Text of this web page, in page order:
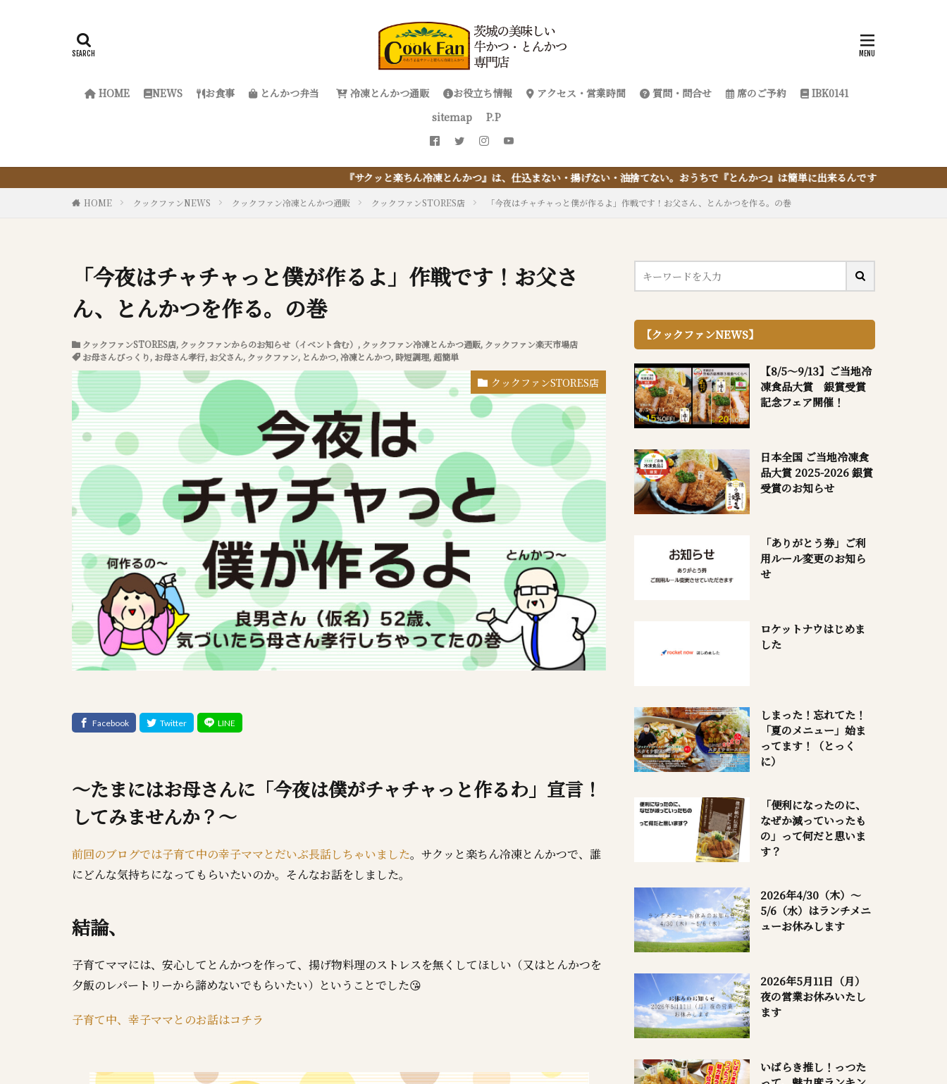
HOME NEWS お食事 とんかつ弁当 冷凍とんかつ通販 お役立ち情報 アクセス・営業時間 質問・問合せ 席のご予約
IBK0141
sitemap
P.P
『サクッと楽ちん冷凍とんかつ』は、仕込まない・揚げない・油捨てない。おうちで『とんかつ』は簡単に出来るんです
HOME クックファンNEWS クックファン冷凍とんかつ通販 クックファンSTORES店 「今夜はチャチャっと僕が作るよ」作戦です！お父さん、とんかつを作る。の巻
「今夜はチャチャっと僕が作るよ」作戦です！お父さ
ん、とんかつを作る。の巻
クックファンSTORES店, クックファンからのお知らせ（イベント含む） , クックファン冷凍とんかつ通販, クックファン楽天市場店
お母さんびっくり, お母さん孝行, お父さん, クックファン, とんかつ,冷凍とんかつ,時短調理,超簡単
クックファンSTORES店
～たまにはお母さんに「今夜は僕がチャチャっと作るわ」宣言！
してみませんか？～
前回のブログでは子育て中の幸子ママとだいぶ長話しちゃいました。サクッと楽ちん冷凍とんかつで、誰
にどんな気持ちになってもらいたいのか。そんなお話をしました。
結論、
子育てママには、安心してとんかつを作って、揚げ物料理のストレスを無くしてほしい（又はとんかつを
夕飯のレパートリーから諦めないでもらいたい）ということでした😘
子育て中、幸子ママとのお話はコチラ
【クックファンNEWS】
【8/5～9/13】ご当地冷
凍食品大賞 銀賞受賞
記念フェア開催！
日本全国 ご当地冷凍食
品大賞 2025-2026 銀賞
受賞のお知らせ
「ありがとう券」ご利
用ルール変更のお知ら
せ
ロケットナウはじめま
した
しまった！忘れてた！
「夏のメニュー」始ま
ってます！（とっく
に）
「便利になったのに、
なぜか減っていったも
の」って何だと思いま
す？
2026年4/30（木）～
5/6（水）はランチメニ
ューお休みします
2026年5月11日（月）
夜の営業お休みいたし
ます
いばらき推し！っつた